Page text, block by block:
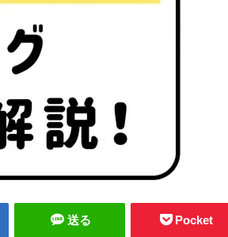
送る Pocket